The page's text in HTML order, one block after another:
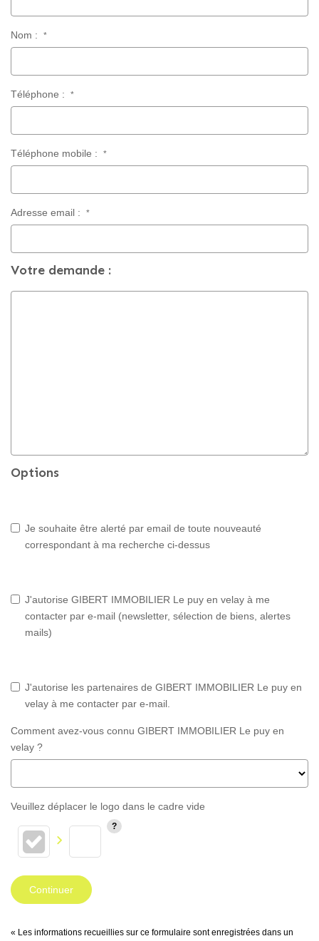
Nom : *
Téléphone : *
Téléphone mobile : *
Adresse email : *
Votre demande :
Options
Je souhaite être alerté par email de toute nouveauté
correspondant à ma recherche ci-dessus
J'autorise GIBERT IMMOBILIER Le puy en velay à me
contacter par e-mail (newsletter, sélection de biens, alertes
mails)
J'autorise les partenaires de GIBERT IMMOBILIER Le puy en
velay à me contacter par e-mail.
Comment avez-vous connu GIBERT IMMOBILIER Le puy en
velay ?
Veuillez déplacer le logo dans le cadre vide
Continuer
« Les informations recueillies sur ce formulaire sont enregistrées dans un